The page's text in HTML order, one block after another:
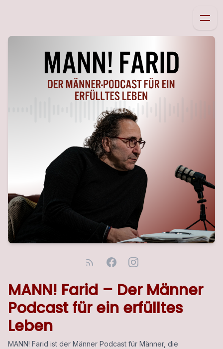
MANN! Farid – Der Männer
Podcast für ein erfülltes
Leben
MANN! Farid ist der Männer Podcast für Männer, die